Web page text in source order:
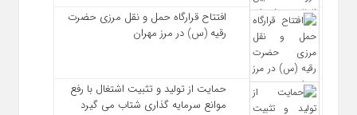
افتتاح قرارگاه حمل‌ و نقل مرزی حضرت
رقیه (س) در مرز مهران
حمایت از تولید و تثبیت اشتغال با رفع
موانع سرمایه‌ گذاری شتاب می‌ گیرد